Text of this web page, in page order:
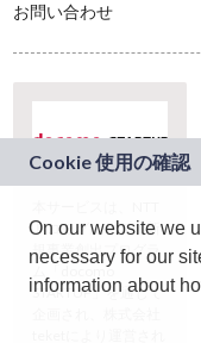
お問い合わせ
ドコモグループの新
規事業創出プログラ
ム「docomo
STARTUP」を通じて
On our website we
necessary for our
information about